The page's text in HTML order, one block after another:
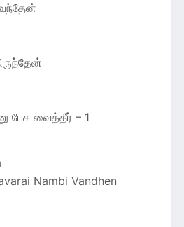
பேச வைத்தீர் – 1
Nambi Vandhen